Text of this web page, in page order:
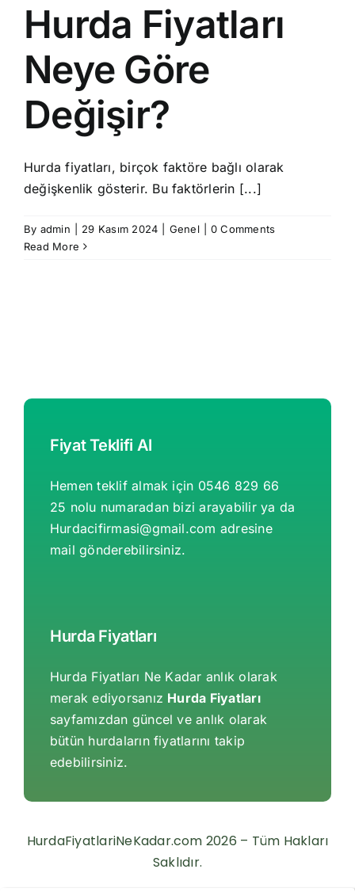
Hurda Fiyatları
Neye Göre
Değişir?
Hurda fiyatları, birçok faktöre bağlı olarak
değişkenlik gösterir. Bu faktörlerin [...]
By admin 29 Kasım 2024 Genel
0 Comments
Read More
Fiyat Teklifi Al
Hemen teklif almak için 0546 829 66
25 nolu numaradan bizi arayabilir ya da
Hurdacifirmasi@gmail.com adresine
mail gönderebilirsiniz.
Hurda Fiyatları
Hurda Fiyatları Ne Kadar anlık olarak
merak ediyorsanız Hurda Fiyatları
sayfamızdan güncel ve anlık olarak
bütün hurdaların fiyatlarını takip
edebilirsiniz.
HurdaFiyatlariNeKadar.com 2026 – Tüm Hakları
Saklıdır.